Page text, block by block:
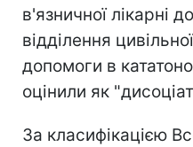
в'язничної лікарні
відділення
допомоги в
оцінили як
За класифікацією